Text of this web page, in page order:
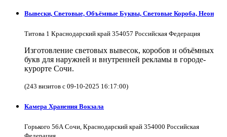
Вывески, Световые, Объёмные Буквы, Световые Короба, Неон
Титова 1 Краснодарский край 354057 Российская Федерация
Изготовление световых вывесок, коробов и объёмных
букв для наружней и внутренней рекламы в городе-
курорте Сочи.
(243 визитов с 09-10-2025 16:17:00)
Камера Хранения Вокзала
Горького 56А Сочи, Краснодарский край 354000 Российская